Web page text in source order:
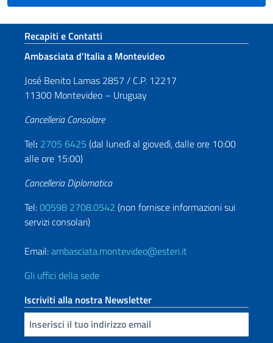
Sezione footer
Recapiti e Contatti
Ambasciata d’Italia a Montevideo
José Benito Lamas 2857 / C.P. 12217
11300 Montevideo – Uruguay
Cancelleria Consolare
Tel: 2705 6425 (dal lunedì al giovedì, dalle ore 10:00
alle ore 15:00)
Cancelleria Diplomatica
Tel:00598 2708.0542 (non fornisce informazioni sui
servizi consolari)
Email:ambasciata.montevideo@esteri.it
Gli uffici della sede
Iscriviti alla nostra Newsletter
Inserisci la tua email